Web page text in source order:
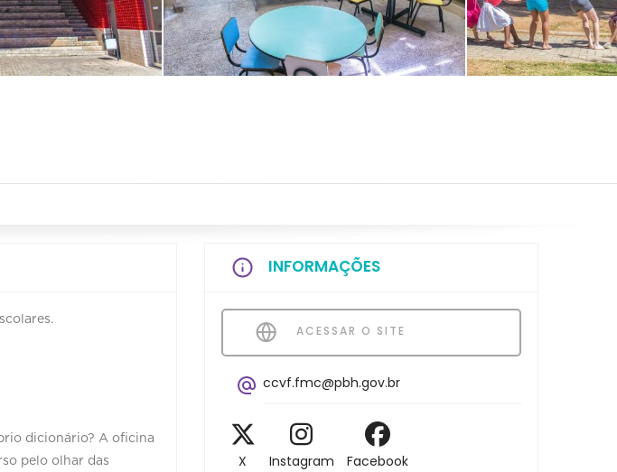
dicionário? A oficina
pelo olhar das
INFORMAÇÕES
ACESSAR O SITE
ccvf.fmc@pbh.gov.br
X Instagram Facebook